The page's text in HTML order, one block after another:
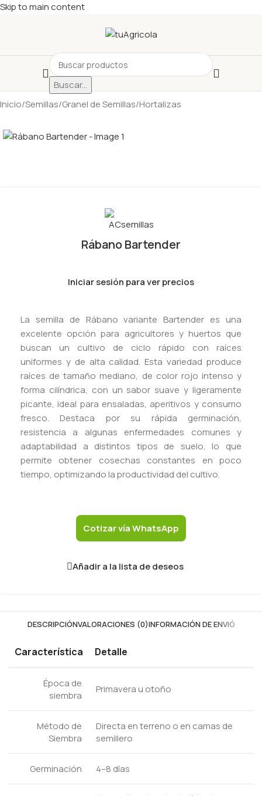
Skip to main content
Buscar...
Inicio/Semillas/Granel de Semillas/Hortalizas
Rábano Bartender
Iniciar sesión para ver precios
La semilla de Rábano variante Bartender es una
excelente opción para agricultores y huertos que
buscan un cultivo de ciclo rápido con raíces
uniformes y de alta calidad. Esta variedad produce
raíces de tamaño mediano, de color rojo intenso y
forma cilíndrica, con un sabor suave y ligeramente
picante, ideal para ensaladas, aperitivos y consumo
fresco. Destaca por su rápida germinación,
resistencia a algunas enfermedades comunes y
adaptabilidad a distintos tipos de suelo, lo que
permite obtener cosechas constantes en poco
tiempo, optimizando la productividad del cultivo.
Cotizar vía WhatsApp
Añadir a la lista de deseos
DESCRIPCIÓNVALORACIONES (0)INFORMACIÓN DE ENVIÓ
Característica Detalle
Época de
siembra
Primavera u otoño
Método de
Siembra
Directa en terreno o en camas de
semillero
Germinación 4–8 días